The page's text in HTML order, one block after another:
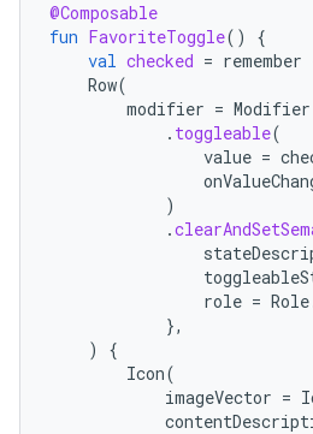
@Composable
fun FavoriteToggle()
{
val checked = remember
Row(
modifier = Modifier
. toggleable(
value =
)
.
role = Role
},
)
{
Icon(
imageVector =